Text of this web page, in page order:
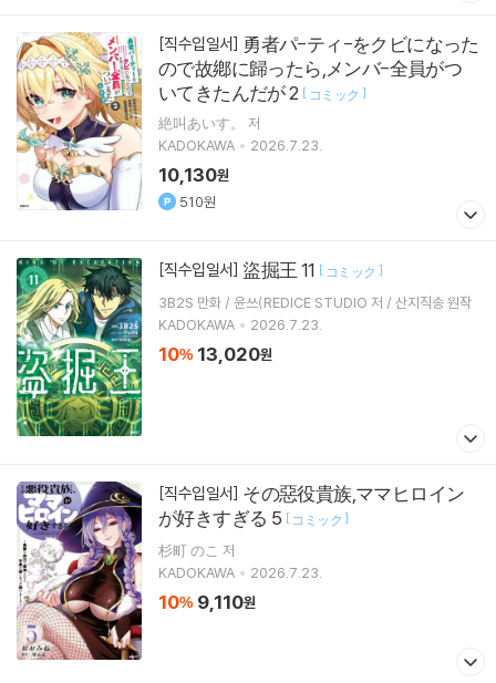
[직수입일서]
ので故鄕に歸ったら,メンバ-全員がつ
いてきたんだが 2 [ コミック ]
絶叫あいす。 저
KADOKAWA
2026.7.23.
10,130원
510원
[직수입일서] 盜掘王 11 [ コミック ]
3B2S 만화 / 윤쓰(REDICE STUDIO 저 / 산지직송 원작
KADOKAWA
2026.7.23.
10% 13,020원
[직수입일서]
が好きすぎる 5 [ コミック ]
杉町 のこ 저
KADOKAWA
2026.7.23.
10% 9,110원